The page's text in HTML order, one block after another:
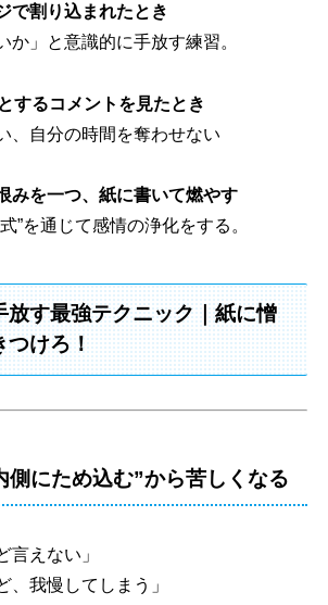
で割り込まれたとき
」と意識的に手放す練習。
するコメントを見たとき
自分の時間を奪わせない
みを一つ、紙に書いて燃やす
”を通じて感情の浄化をする。
放す最強テクニック｜紙に憎
つけろ！
にため込む”から苦しくなる
言えない」
、我慢してしまう」